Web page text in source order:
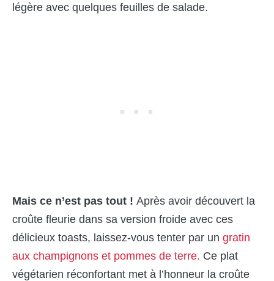
légère avec quelques feuilles de salade.
Mais ce n’est pas tout ! Après avoir découvert la
croûte fleurie dans sa version froide avec ces
délicieux toasts, laissez-vous tenter par un gratin
aux champignons et pommes de terre. Ce plat
végétarien réconfortant met à l’honneur la croûte